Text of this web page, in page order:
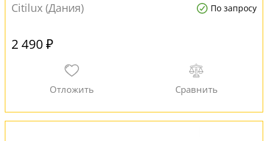
Citilux (Дания) По запросу
2 490 ₽